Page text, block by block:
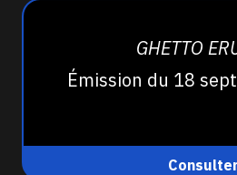
GHETTO
Émission du 18
Consulter